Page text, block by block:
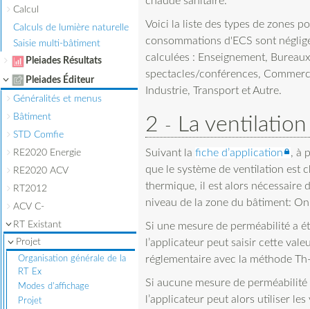
Calcul
Calculs de lumière naturelle
Saisie multi-bâtiment
Pleiades Résultats
Pleiades Éditeur
Généralités et menus
Bâtiment
STD Comfie
RE2020 Energie
RE2020 ACV
RT2012
ACV C-
RT Existant
Projet
Organisation générale de la
RT Ex
Modes d'affichage
Projet
Voici la liste des types de zones
consommations d'ECS sont
calculées : Enseignement,
spectacles/conférences,
Industrie, Transport et Autre.
2 La ventilation
Suivant la fiche d’application
, à
que le système de ventilation est
thermique, il est alors nécessaire
niveau de la zone du bâtiment:
Si une mesure de perméabilité a
l’applicateur peut saisir cette
réglementaire avec la méthode
Si aucune mesure de
l’applicateur peut alors utiliser